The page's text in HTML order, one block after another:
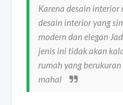
Karena desain
desain interior yang
modern dan elegan
jenis ini tidak akan
rumah yang
mahal